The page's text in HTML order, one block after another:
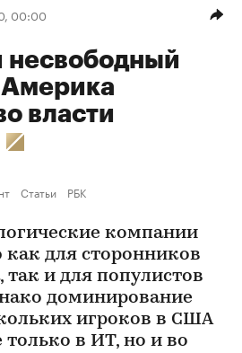
00:00
власти
Статьи РБК
компании
для сторонников
и для популистов
доминирование
игроков в США
только в ИТ, но и во